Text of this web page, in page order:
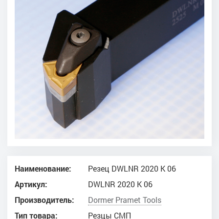
Наименование:
Резец DWLNR 2020 K 06
Артикул:
DWLNR 2020 K 06
Производитель:
Dоrmer Pramet Tools
Тип товара:
Резцы СМП